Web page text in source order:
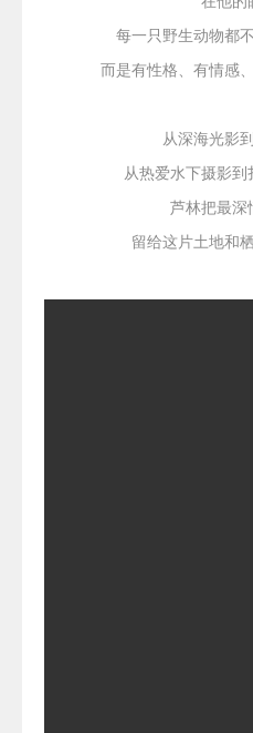
每一只野生动物都
而是有性格、有情感
从深海光影
从热爱水下摄影到
芦林把最深
留给这片土地和